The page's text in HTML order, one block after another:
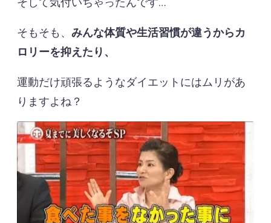
そもそも、 みんな体質や生活習慣が違うからカ
ロリーを抑えたり、
運動だけ頑張るようなダイエットにはムリがあ
りますよね？